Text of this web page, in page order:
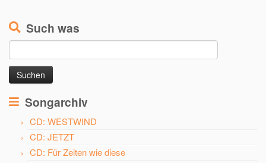
Such was
nach:
Songarchiv
CD: WESTWIND
CD: JETZT
CD: Für Zeiten wie diese